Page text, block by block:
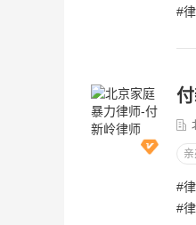
#律师简介：1996年始从事法律工作，2001年成为专职律师
#
#律师简介：付新岭律师毕业于西北政法大学，现为北京君途律师事务所主任、核心合伙人。曾任北京市兰台律师事务所